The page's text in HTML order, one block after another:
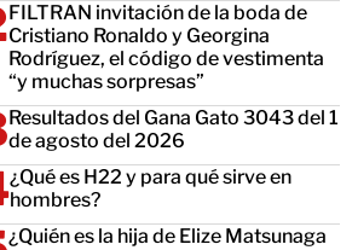
FILTRAN invitación de la boda de
Cristiano Ronaldo y Georgina
Rodríguez, el código de vestimenta
“y muchas sorpresas”
Resultados del Gana Gato 3043 del 1
de agosto del 2026
¿Qué es H22 y para qué sirve en
hombres?
¿Quién es la hija de Elize Matsunaga